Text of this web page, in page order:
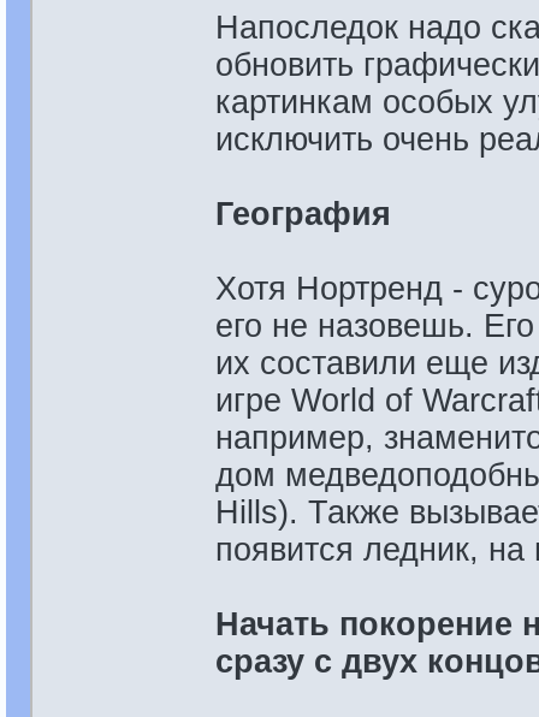
Напоследок надо
обновить
картинкам особых
исключить очень
География
Хотя Нортренд -
его не назовешь.
их составили еще
игре World of
например,
дом
Hills). Также
появится ледник,
Начать покорение
сразу с двух